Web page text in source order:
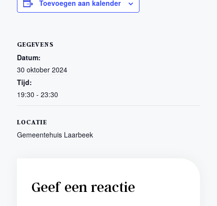
Toevoegen aan kalender
GEGEVENS
Datum:
30 oktober 2024
Tijd:
19:30 - 23:30
LOCATIE
Gemeentehuis Laarbeek
Geef een reactie